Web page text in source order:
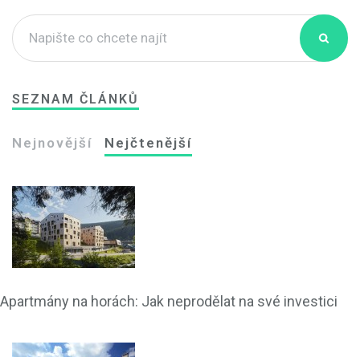
SEZNAM ČLÁNKŮ
Nejnovější Nejčtenější
Apartmány na horách: Jak neprodělat na své investici